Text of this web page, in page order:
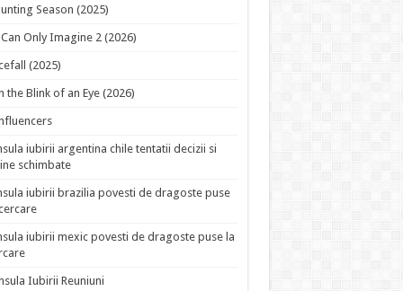
Season (2025)
Only Imagine 2 (2026)
(2025)
the Blink of an Eye (2026)
iubirii argentina chile tentatii decizii si
schimbate
iubirii brazilia povesti de dragoste puse
iubirii mexic povesti de dragoste puse la
Iubirii Reuniuni